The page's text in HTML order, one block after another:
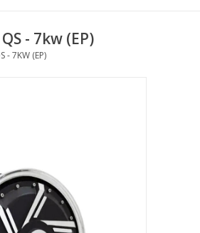
- 7kw (EP)
- 7KW (EP)